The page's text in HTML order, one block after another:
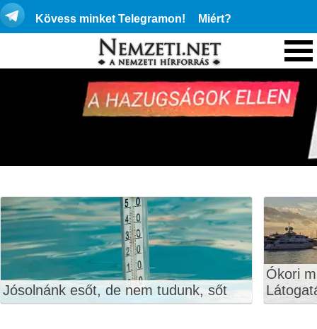
Kövess minket Telegramon! Miért?
Jósolnánk esőt, de nem tudunk, sőt
Ókori